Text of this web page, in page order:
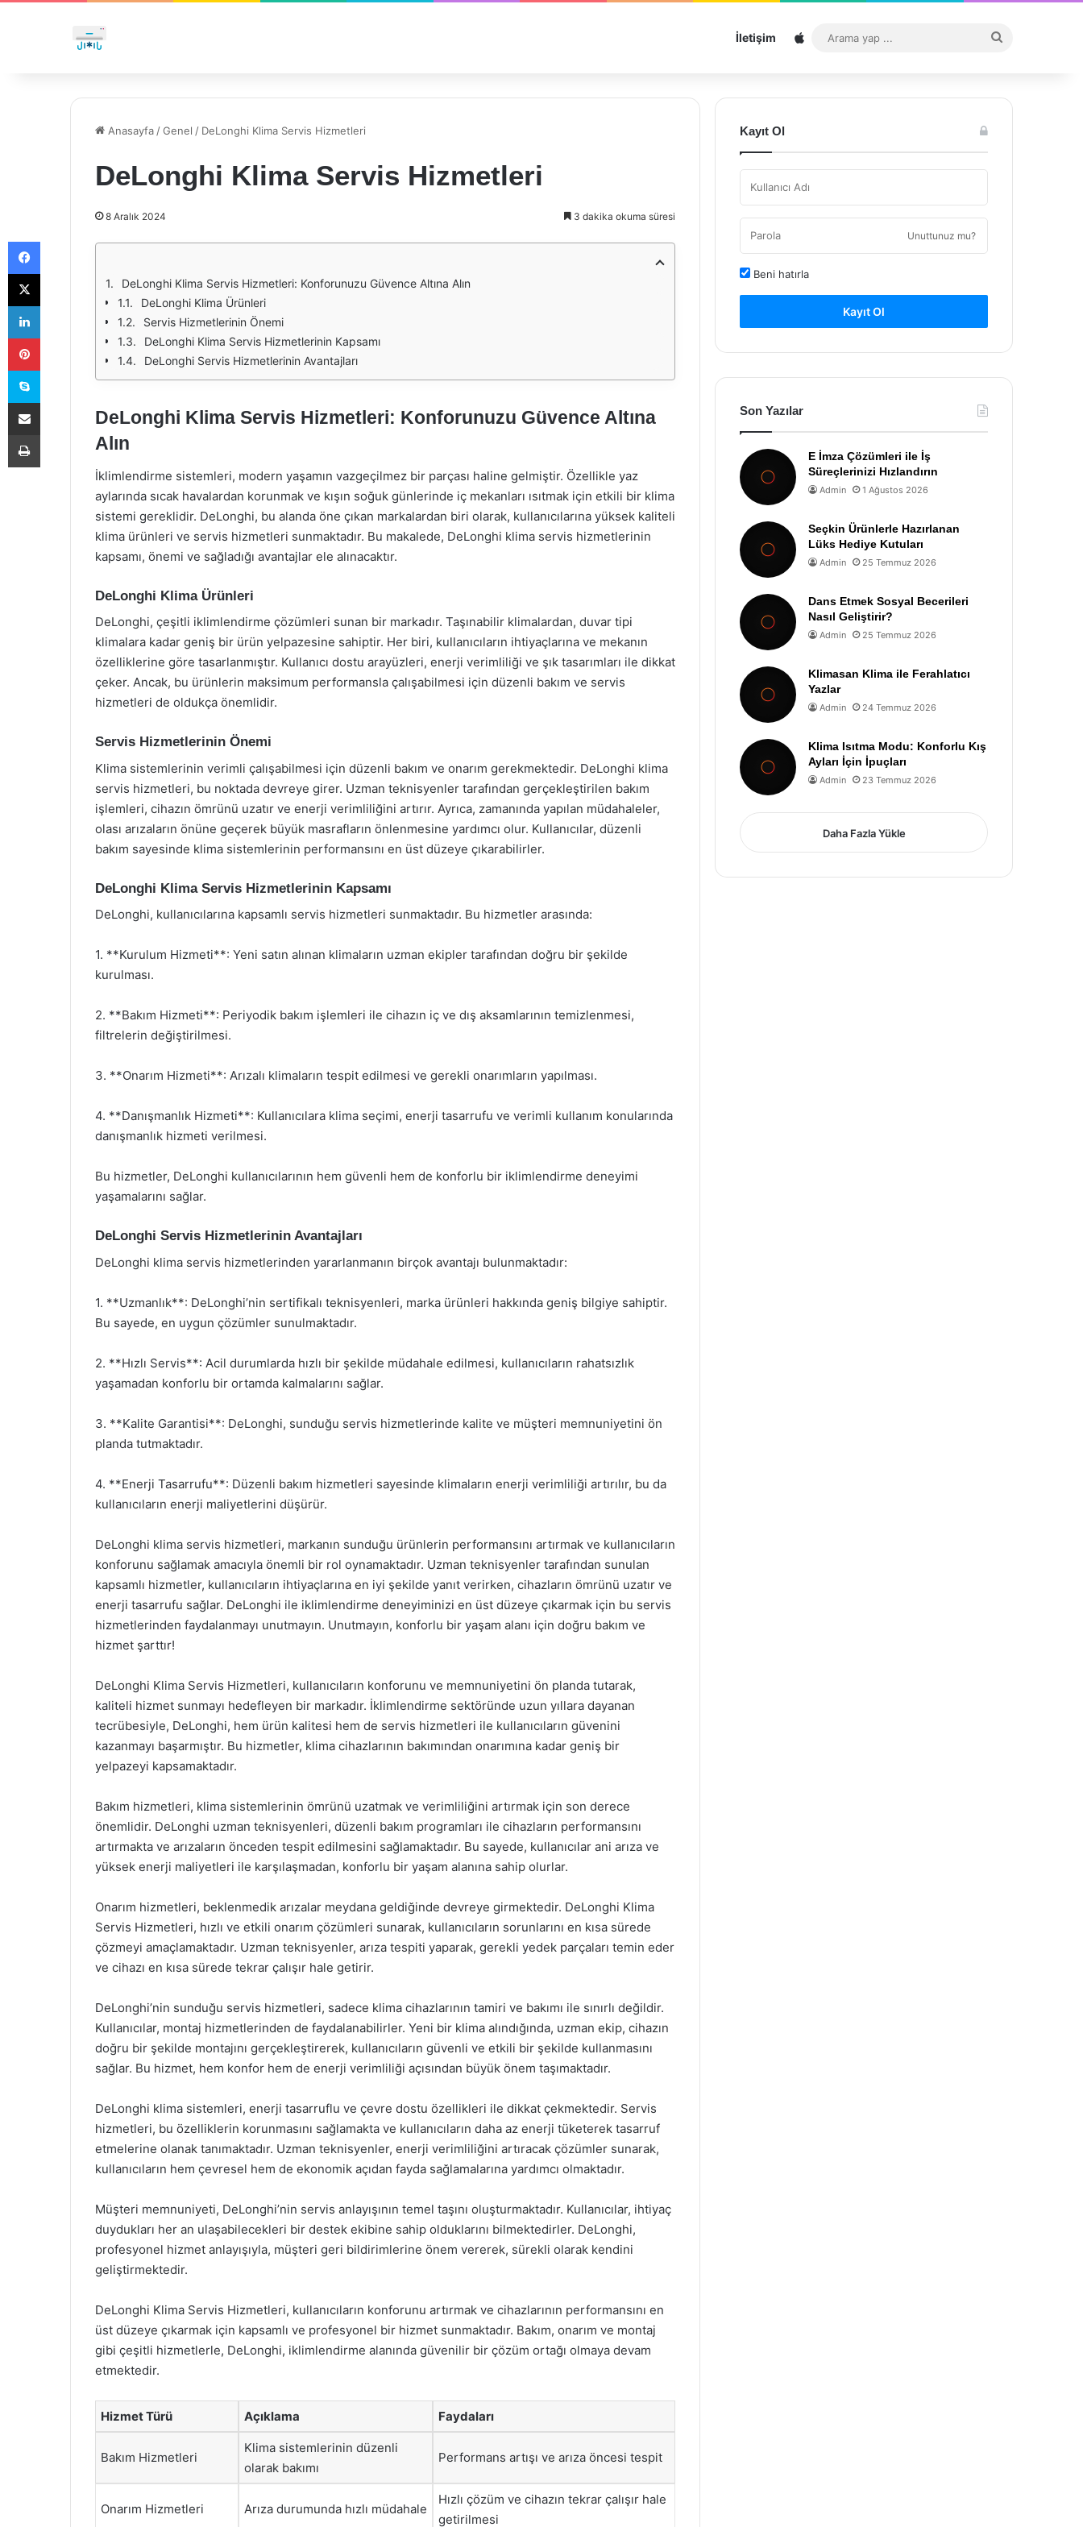
İletişim Sitemap
...
Anasayfa /Genel / DeLonghi Klima Servis Hizmetleri
DeLonghi Klima Servis Hizmetleri
8 Aralık 2024 3 dakika okuma süresi
DeLonghi Klima Servis Hizmetleri: Konforunuzu Güvence Altına Alın
DeLonghi Klima Ürünleri
Servis Hizmetlerinin Önemi
DeLonghi Klima Servis Hizmetlerinin Kapsamı
DeLonghi Servis Hizmetlerinin Avantajları
DeLonghi Klima Servis Hizmetleri: Konforunuzu Güvence Altına
Alın
İklimlendirme sistemleri, modern yaşamın vazgeçilmez bir parçası haline gelmiştir. Özellikle yaz
aylarında sıcak havalardan korunmak ve kışın soğuk günlerinde iç mekanları ısıtmak için etkili bir klima
sistemi gereklidir. DeLonghi, bu alanda öne çıkan markalardan biri olarak, kullanıcılarına yüksek kaliteli
klima ürünleri ve servis hizmetleri sunmaktadır. Bu makalede, DeLonghi klima servis hizmetlerinin
kapsamı, önemi ve sağladığı avantajlar ele alınacaktır.
DeLonghi Klima Ürünleri
DeLonghi, çeşitli iklimlendirme çözümleri sunan bir markadır. Taşınabilir klimalardan, duvar tipi
klimalara kadar geniş bir ürün yelpazesine sahiptir. Her biri, kullanıcıların ihtiyaçlarına ve mekanın
özelliklerine göre tasarlanmıştır. Kullanıcı dostu arayüzleri, enerji verimliliği ve şık tasarımları ile dikkat
çeker. Ancak, bu ürünlerin maksimum performansla çalışabilmesi için düzenli bakım ve servis
hizmetleri de oldukça önemlidir.
Servis Hizmetlerinin Önemi
Klima sistemlerinin verimli çalışabilmesi için düzenli bakım ve onarım gerekmektedir. DeLonghi klima
servis hizmetleri, bu noktada devreye girer. Uzman teknisyenler tarafından gerçekleştirilen bakım
işlemleri, cihazın ömrünü uzatır ve enerji verimliliğini artırır. Ayrıca, zamanında yapılan müdahaleler,
olası arızaların önüne geçerek büyük masrafların önlenmesine yardımcı olur. Kullanıcılar, düzenli
bakım sayesinde klima sistemlerinin performansını en üst düzeye çıkarabilirler.
DeLonghi Klima Servis Hizmetlerinin Kapsamı
DeLonghi, kullanıcılarına kapsamlı servis hizmetleri sunmaktadır. Bu hizmetler arasında:
1. **Kurulum Hizmeti**: Yeni satın alınan klimaların uzman ekipler tarafından doğru bir şekilde
kurulması.
2. **Bakım Hizmeti**: Periyodik bakım işlemleri ile cihazın iç ve dış aksamlarının temizlenmesi,
filtrelerin değiştirilmesi.
3. **Onarım Hizmeti**: Arızalı klimaların tespit edilmesi ve gerekli onarımların yapılması.
4. **Danışmanlık Hizmeti**: Kullanıcılara klima seçimi, enerji tasarrufu ve verimli kullanım konularında
danışmanlık hizmeti verilmesi.
Bu hizmetler, DeLonghi kullanıcılarının hem güvenli hem de konforlu bir iklimlendirme deneyimi
yaşamalarını sağlar.
DeLonghi Servis Hizmetlerinin Avantajları
DeLonghi klima servis hizmetlerinden yararlanmanın birçok avantajı bulunmaktadır:
1. **Uzmanlık**: DeLonghi’nin sertifikalı teknisyenleri, marka ürünleri hakkında geniş bilgiye sahiptir.
Bu sayede, en uygun çözümler sunulmaktadır.
2. **Hızlı Servis**: Acil durumlarda hızlı bir şekilde müdahale edilmesi, kullanıcıların rahatsızlık
yaşamadan konforlu bir ortamda kalmalarını sağlar.
3. **Kalite Garantisi**: DeLonghi, sunduğu servis hizmetlerinde kalite ve müşteri memnuniyetini ön
planda tutmaktadır.
4. **Enerji Tasarrufu**: Düzenli bakım hizmetleri sayesinde klimaların enerji verimliliği artırılır, bu da
kullanıcıların enerji maliyetlerini düşürür.
DeLonghi klima servis hizmetleri, markanın sunduğu ürünlerin performansını artırmak ve kullanıcıların
konforunu sağlamak amacıyla önemli bir rol oynamaktadır. Uzman teknisyenler tarafından sunulan
kapsamlı hizmetler, kullanıcıların ihtiyaçlarına en iyi şekilde yanıt verirken, cihazların ömrünü uzatır ve
enerji tasarrufu sağlar. DeLonghi ile iklimlendirme deneyiminizi en üst düzeye çıkarmak için bu servis
hizmetlerinden faydalanmayı unutmayın. Unutmayın, konforlu bir yaşam alanı için doğru bakım ve
hizmet şarttır!
DeLonghi Klima Servis Hizmetleri, kullanıcıların konforunu ve memnuniyetini ön planda tutarak,
kaliteli hizmet sunmayı hedefleyen bir markadır. İklimlendirme sektöründe uzun yıllara dayanan
tecrübesiyle, DeLonghi, hem ürün kalitesi hem de servis hizmetleri ile kullanıcıların güvenini
kazanmayı başarmıştır. Bu hizmetler, klima cihazlarının bakımından onarımına kadar geniş bir
yelpazeyi kapsamaktadır.
Bakım hizmetleri, klima sistemlerinin ömrünü uzatmak ve verimliliğini artırmak için son derece
önemlidir. DeLonghi uzman teknisyenleri, düzenli bakım programları ile cihazların performansını
artırmakta ve arızaların önceden tespit edilmesini sağlamaktadır. Bu sayede, kullanıcılar ani arıza ve
yüksek enerji maliyetleri ile karşılaşmadan, konforlu bir yaşam alanına sahip olurlar.
Onarım hizmetleri, beklenmedik arızalar meydana geldiğinde devreye girmektedir. DeLonghi Klima
Servis Hizmetleri, hızlı ve etkili onarım çözümleri sunarak, kullanıcıların sorunlarını en kısa sürede
çözmeyi amaçlamaktadır. Uzman teknisyenler, arıza tespiti yaparak, gerekli yedek parçaları temin eder
ve cihazı en kısa sürede tekrar çalışır hale getirir.
DeLonghi’nin sunduğu servis hizmetleri, sadece klima cihazlarının tamiri ve bakımı ile sınırlı değildir.
Kullanıcılar, montaj hizmetlerinden de faydalanabilirler. Yeni bir klima alındığında, uzman ekip, cihazın
doğru bir şekilde montajını gerçekleştirerek, kullanıcıların güvenli ve etkili bir şekilde kullanmasını
sağlar. Bu hizmet, hem konfor hem de enerji verimliliği açısından büyük önem taşımaktadır.
DeLonghi klima sistemleri, enerji tasarruflu ve çevre dostu özellikleri ile dikkat çekmektedir. Servis
hizmetleri, bu özelliklerin korunmasını sağlamakta ve kullanıcıların daha az enerji tüketerek tasarruf
etmelerine olanak tanımaktadır. Uzman teknisyenler, enerji verimliliğini artıracak çözümler sunarak,
kullanıcıların hem çevresel hem de ekonomik açıdan fayda sağlamalarına yardımcı olmaktadır.
Müşteri memnuniyeti, DeLonghi’nin servis anlayışının temel taşını oluşturmaktadır. Kullanıcılar, ihtiyaç
duydukları her an ulaşabilecekleri bir destek ekibine sahip olduklarını bilmektedirler. DeLonghi,
profesyonel hizmet anlayışıyla, müşteri geri bildirimlerine önem vererek, sürekli olarak kendini
geliştirmektedir.
DeLonghi Klima Servis Hizmetleri, kullanıcıların konforunu artırmak ve cihazlarının performansını en
üst düzeye çıkarmak için kapsamlı ve profesyonel bir hizmet sunmaktadır. Bakım, onarım ve montaj
gibi çeşitli hizmetlerle, DeLonghi, iklimlendirme alanında güvenilir bir çözüm ortağı olmaya devam
etmektedir.
Hizmet Türü Açıklama Faydaları
Bakım Hizmetleri
Klima sistemlerinin düzenli
olarak bakımı
Performans artışı ve arıza öncesi tespit
Onarım Hizmetleri Arıza durumunda hızlı müdahale
Hızlı çözüm ve cihazın tekrar çalışır hale
getirilmesi
Kayıt Ol
Unuttunuz mu?
Beni hatırla
Kayıt Ol
Son Yazılar
E İmza Çözümleri ile İş
Süreçlerinizi Hızlandırın
Admin 1 Ağustos 2026
Seçkin Ürünlerle Hazırlanan
Lüks Hediye Kutuları
Admin 25 Temmuz 2026
Dans Etmek Sosyal Becerileri
Nasıl Geliştirir?
Admin 25 Temmuz 2026
Klimasan Klima ile Ferahlatıcı
Yazlar
Admin 24 Temmuz 2026
Klima Isıtma Modu: Konforlu Kış
Ayları İçin İpuçları
Admin 23 Temmuz 2026
Daha Fazla Yükle
Facebook
X
LinkedIn
Pinterest
Skype
E-Posta ile paylaş